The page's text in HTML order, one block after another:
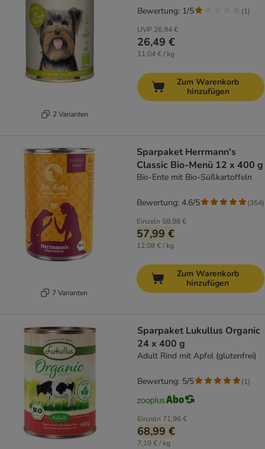
2 Varianten
UVP 26,94 €
26,49 €
11,04 € / kg
Bewertung: 1/5 (1)
Zum Warenkorb
hinzufügen
7 Varianten
Sparpaket Herrmann's
Classic Bio-Menü 12 x 400 g
Bio-Ente mit Bio-Süßkartoffeln
Einzeln 58,98 €
57,99 €
12,08 € / kg
Bewertung: 4.6/5 (354)
Zum Warenkorb
hinzufügen
Sparpaket Lukullus Organic
24 x 400 g
Adult Rind mit Apfel (glutenfrei)
Einzeln 71,96 €
68,99 €
7,19 € / kg
Bewertung: 5/5 (1)